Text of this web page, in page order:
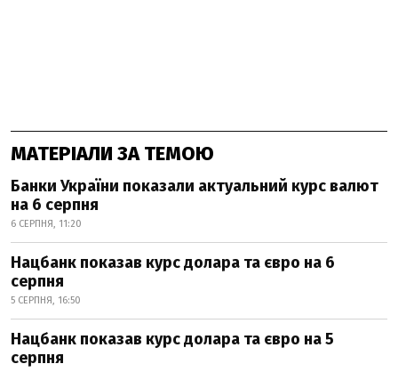
МАТЕРІАЛИ ЗА ТЕМОЮ
Банки України показали актуальний курс валют
на 6 серпня
6 СЕРПНЯ, 11:20
Нацбанк показав курс долара та євро на 6
серпня
5 СЕРПНЯ, 16:50
Нацбанк показав курс долара та євро на 5
серпня